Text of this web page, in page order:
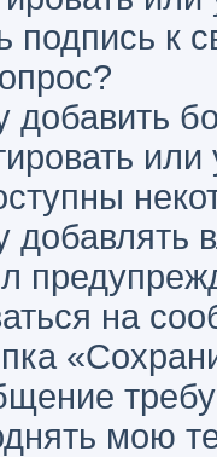
подпись к
добавить
добавлять
на
мою